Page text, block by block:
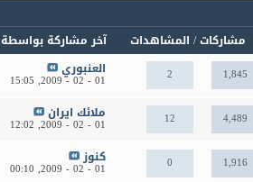
مشاركات/ المشاهدات آخر مشاركة بواسطة
2 1,845 العنبوري
01 - 02 - 2009,
15:05
12 4,489 ملائك ايران
01 - 02 - 2009,
12:02
0 1,916 كنوز
01 - 02 - 2009,
00:10